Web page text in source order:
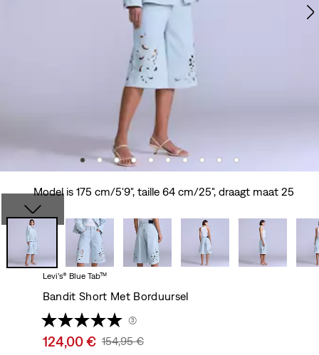
Model is 175 cm/5'9", taille 64 cm/25", draagt maat 25
Levi’s® Blue Tab™
Bandit Short Met Borduursel
(3)
Sale
124,00 € Original
154,95 €